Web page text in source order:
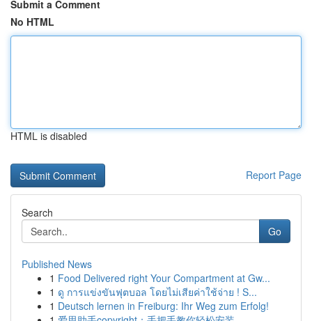
Submit a Comment
No HTML
HTML is disabled
Report Page
Search
Go
Published News
1 Food Delivered right Your Compartment at Gw...
1 ดู การแข่งขันฟุตบอล โดยไม่เสียค่าใช้จ่าย ! S...
1 Deutsch lernen in Freiburg: Ihr Weg zum Erfolg!